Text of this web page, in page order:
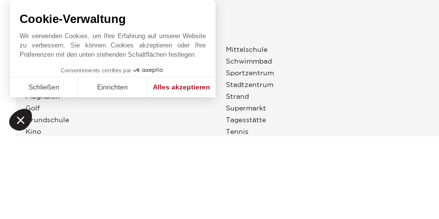
UMGEBUNG
Arzt
Busbahnhof
Flughafen
Golf
Grundschule
Kino
Mittelschule
Schwimmbad
Sportzentrum
Stadtzentrum
Strand
Supermarkt
Tagesstätte
Tennis
Cookie-Verwaltung
Wir verwenden Cookies, um Ihre Erfahrung auf unserer Website
zu verbessern. Sie können Cookies akzeptieren oder Ihre
Präferenzen mit den unten stehenden Schaltflächen festlegen.
Consentements certifiés par
Schließen Einrichten Alles akzeptieren
Axeptio consent
Unsere Plattform ermöglicht es Ihnen, Ihre Datenschutzeinstellungen individuell zu gestalten und zu verwalten, um die